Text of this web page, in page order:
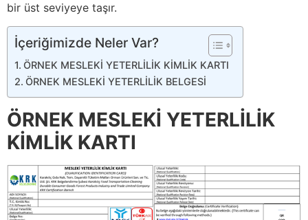
bir üst seviyeye taşır.
İçeriğimizde Neler Var?
ÖRNEK MESLEKİ YETERLİLİK KİMLİK KARTI
ÖRNEK MESLEKİ YETERLİLİK BELGESİ
ÖRNEK MESLEKİ YETERLİLİK
KİMLİK KARTI